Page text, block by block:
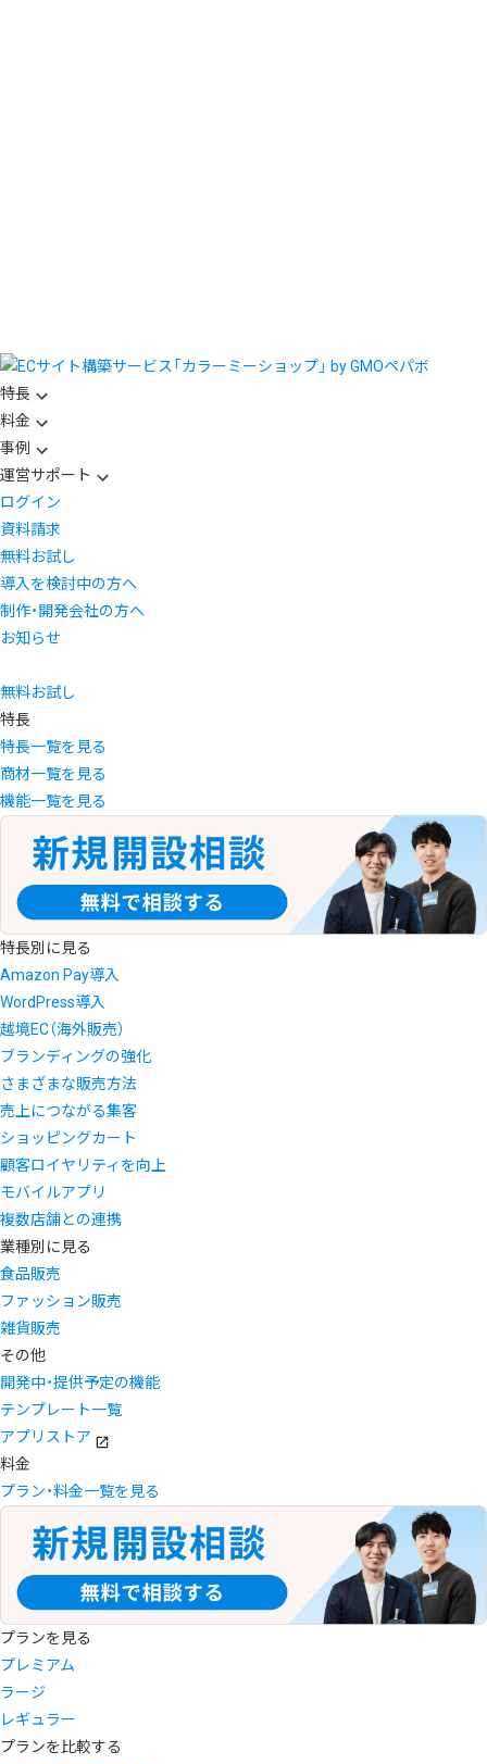
特長
料金
事例
運営サポート
ログイン
資料請求
無料お試し
導入を検討中の方へ
制作・開発会社の方へ
お知らせ
無料お試し
特長
特長一覧を見る
商材一覧を見る
機能一覧を見る
特長別に見る
Amazon Pay導入
WordPress導入
越境EC（海外販売）
ブランディングの強化
さまざまな販売方法
売上につながる集客
ショッピングカート
顧客ロイヤリティを向上
モバイルアプリ
複数店舗との連携
業種別に見る
食品販売
ファッション販売
雑貨販売
その他
開発中・提供予定の機能
テンプレート一覧
アプリストア
料金
プラン・料金一覧を見る
プランを見る
プレミアム
ラージ
レギュラー
プランを比較する